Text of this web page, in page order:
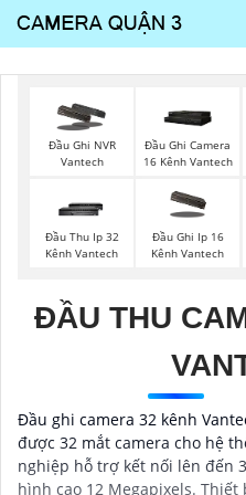
Đầu Ghi NVR
Vantech
Đầu Ghi Camera
16 Kênh Vantech
Đầu Thu Ip 32
Kênh Vantech
Đầu Ghi Ip 16
Kênh Vantech
ĐẦU THU
Đầu ghi camera 32 kênh
được 32 mắt camera cho hệ
nghiệp hỗ trợ kết nối lên đến
hình cao 12 Megapixels.